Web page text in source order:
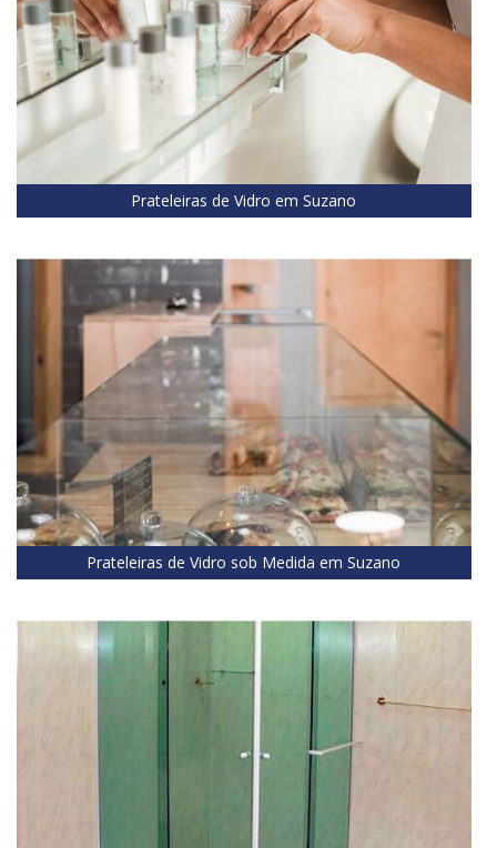
Prateleiras de Vidro em Suzano
Prateleiras de Vidro sob Medida em Suzano